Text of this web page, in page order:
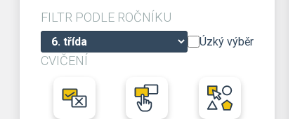
FILTR PODLE ROČNÍKU
Úzký výběr
CVIČENÍ